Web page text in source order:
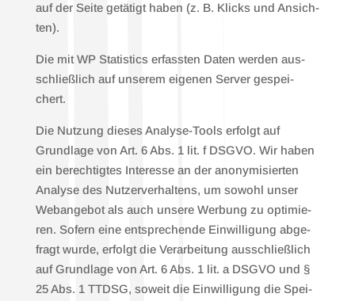
auf der Sei­te getä­tigt haben (z. B. Klicks und Ansich­
ten).
Die mit WP Sta­tis­tics erfass­ten Daten wer­den aus­
schließ­lich auf unse­rem eige­nen Ser­ver gespei­
chert.
Die Nut­zung die­ses Ana­ly­se-Tools erfolgt auf
Grund­la­ge von Art. 6 Abs. 1 lit. f DSGVO. Wir haben
ein berech­tig­tes Inter­es­se an der anony­mi­sier­ten
Ana­ly­se des Nut­zer­ver­hal­tens, um sowohl unser
Web­an­ge­bot als auch unse­re Wer­bung zu opti­mie­
ren. Sofern eine ent­spre­chen­de Ein­wil­li­gung abge­
fragt wur­de, erfolgt die Ver­ar­bei­tung aus­schließ­lich
auf Grund­la­ge von Art. 6 Abs. 1 lit. a DSGVO und §
25 Abs. 1 TTDSG, soweit die Ein­wil­li­gung die Spei­